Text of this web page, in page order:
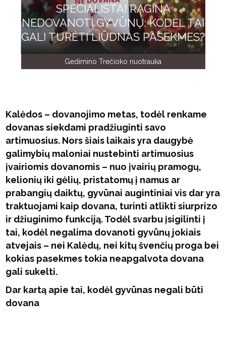
SPECIALISTAI RAGINA
NEDOVANOTI GYVŪNŲ: KODĖL TAI
GALI TURĖTI LIŪDNAS PASEKMES?
Gedimino Trečioko nuotrauka
Kalėdos – dovanojimo metas, todėl renkame
dovanas siekdami pradžiuginti savo
artimuosius. Nors šiais laikais yra daugybė
galimybių maloniai nustebinti artimuosius
įvairiomis dovanomis – nuo įvairių pramogų,
kelionių iki gėlių, pristatomų į namus ar
prabangių daiktų, gyvūnai augintiniai vis dar yra
traktuojami kaip dovana, turinti atlikti siurprizo
ir džiuginimo funkciją. Todėl svarbu įsigilinti į
tai, kodėl negalima dovanoti gyvūnų jokiais
atvejais – nei Kalėdų, nei kitų švenčių proga bei
kokias pasekmes tokia neapgalvota dovana
gali sukelti.
Dar kartą apie tai, kodėl gyvūnas negali būti
dovana